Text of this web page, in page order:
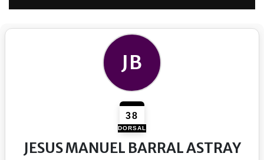
JB
38
DORSAL
JESUS MANUEL BARRAL ASTRAY